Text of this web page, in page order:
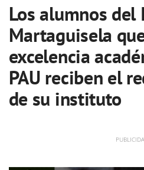
Los alumnos del
Martaguisela
excelencia
PAU reciben el
de su instituto